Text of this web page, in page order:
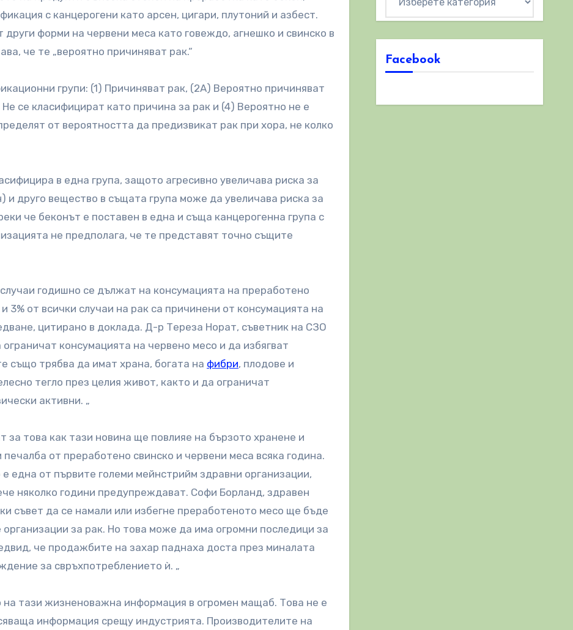
с канцерогени като арсен, цигари, плутоний и азбест.
форми на червени меса като говеждо, агнешко и свинско в
че те „вероятно причиняват рак.“
групи: (1) Причиняват рак, (2A) Вероятно причиняват
се класифицират като причина за рак и (4) Вероятно не е
от вероятността да предизвикат рак при хора, не колко
в една група, защото агресивно увеличава риска за
и друго вещество в същата група може да увеличава риска за
че беконът е поставен в една и съща канцерогенна група с
не предполага, че те представят точно същите
годишно се дължат на консумацията на преработено
3% от всички случаи на рак са причинени от консумацията на
цитирано в доклада. Д-р Тереза Норат, съветник на СЗО
консумацията на червено месо и да избягват
също трябва да имат храна, богата на фибри, плодове и
тегло през целия живот, както и да ограничат
активни. „
за това как тази новина ще повлияе на бързото хранене и
от преработено свинско и червени меса всяка година.
една от първите големи мейнстрийм здравни организации,
няколко години предупреждават. Софи Борланд, здравен
съвет да се намали или избегне преработеното месо ще бъде
за рак. Но това може да има огромни последици за
че продажбите на захар паднаха доста през миналата
за свръхпотреблението ѝ. „
на тази жизненоважна информация в огромен мащаб. Това не е
информация срещу индустрията. Производителите на
Facebook